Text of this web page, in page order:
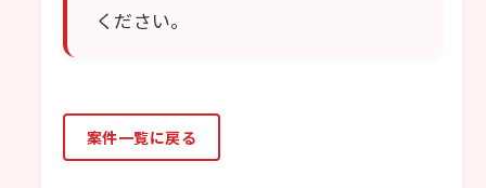
ください。
案件一覧に戻る